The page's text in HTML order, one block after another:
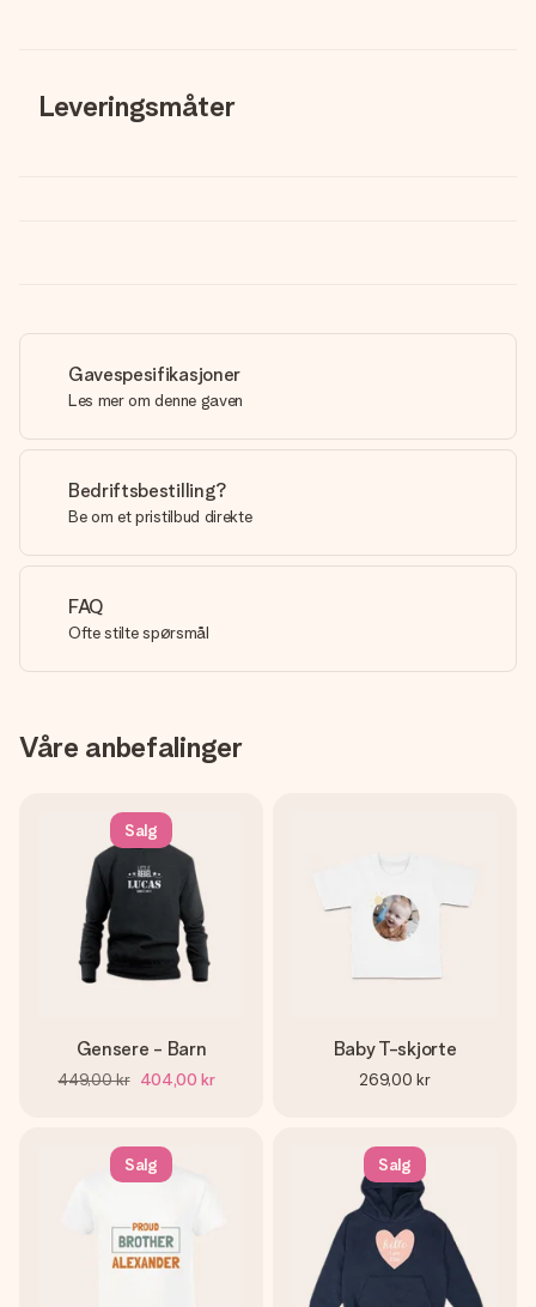
Leveringsmåter
Gavespesifikasjoner
Les mer om denne gaven
Bedriftsbestilling?
Be om et pristilbud direkte
FAQ
Ofte stilte spørsmål
Våre anbefalinger
Salg
Gensere - Barn
449,00 kr 404,00 kr
Baby T-skjorte
269,00 kr
Salg Salg